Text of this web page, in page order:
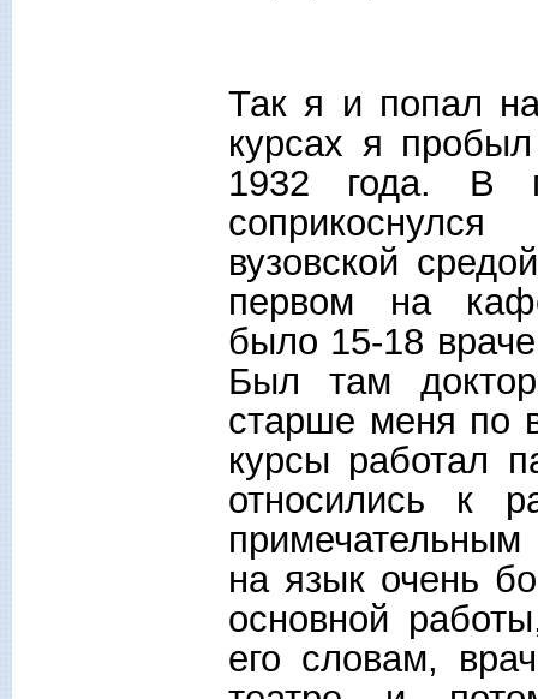
Так я и попал
курсах я
1932 года. В
вузовской
первом на
было 15-18
Был там
старше меня по
курсы работал
относились к
на язык очень
основной
его словам,